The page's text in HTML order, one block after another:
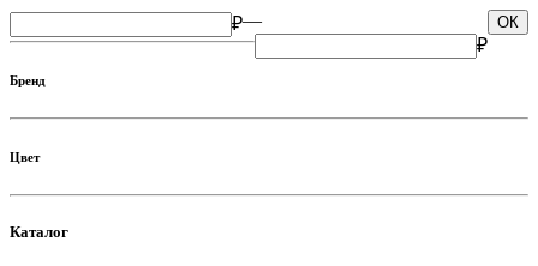
₽— ОК
₽
Бренд
Цвет
Каталог